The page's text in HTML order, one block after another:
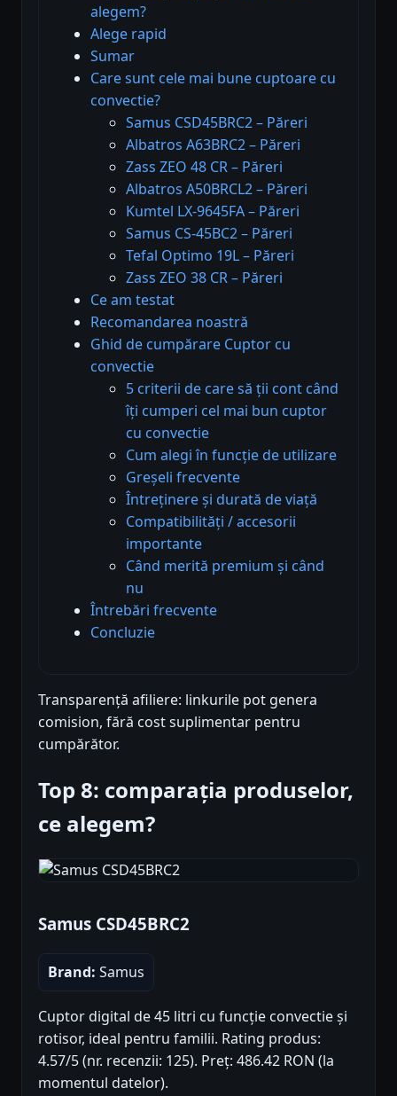
alegem?
Alege rapid
Sumar
Care sunt cele mai bune cuptoare cu
convectie?
Samus CSD45BRC2 – Păreri
Albatros A63BRC2 – Păreri
Zass ZEO 48 CR – Păreri
Albatros A50BRCL2 – Păreri
Kumtel LX-9645FA – Păreri
Samus CS-45BC2 – Păreri
Tefal Optimo 19L – Păreri
Zass ZEO 38 CR – Păreri
Ce am testat
Recomandarea noastră
Ghid de cumpărare Cuptor cu
convectie
5 criterii de care să ții cont când
îți cumperi cel mai bun cuptor
cu convectie
Cum alegi în funcție de utilizare
Greșeli frecvente
Întreținere și durată de viață
Compatibilități / accesorii
importante
Când merită premium și când
nu
Întrebări frecvente
Concluzie
Transparență afiliere: linkurile pot genera
comision, fără cost suplimentar pentru
cumpărător.
Top 8: comparația produselor,
ce alegem?
Samus CSD45BRC2
Brand: Samus
Cuptor digital de 45 litri cu funcție convectie și
rotisor, ideal pentru familii. Rating produs:
4.57/5 (nr. recenzii: 125). Preț: 486.42 RON (la
momentul datelor).